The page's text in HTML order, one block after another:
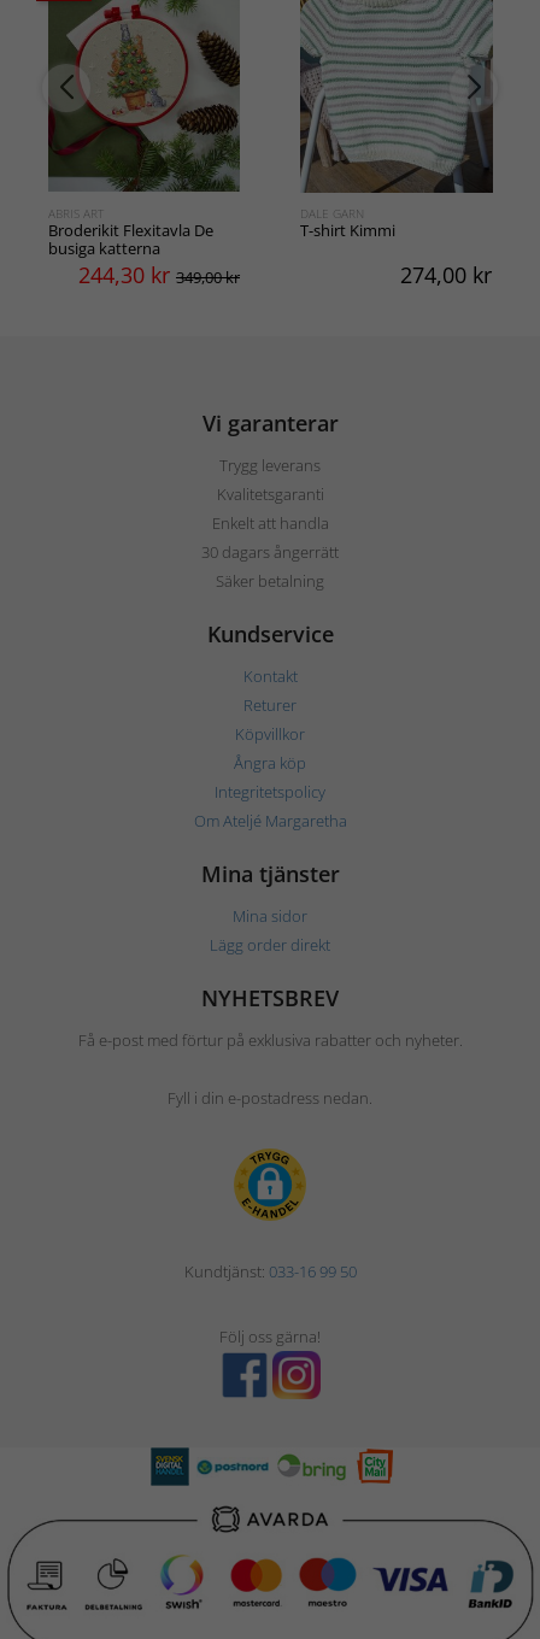
ABRIS ART
Broderikit Flexitavla De
busiga katterna
244,30 kr 349,00 kr
DALE GARN
T-shirt Kimmi
274,00 kr
Vi garanterar
Trygg leverans
Kvalitetsgaranti
Enkelt att handla
30 dagars ångerrätt
Säker betalning
Kundservice
Kontakt
Returer
Köpvillkor
Ångra köp
Integritetspolicy
Om Ateljé Margaretha
Mina tjänster
Mina sidor
Lägg order direkt
NYHETSBREV
Få e-post med förtur på exklusiva rabatter och nyheter.
Fyll i din e-postadress nedan.
Kundtjänst: 033-16 99 50
Följ oss gärna!